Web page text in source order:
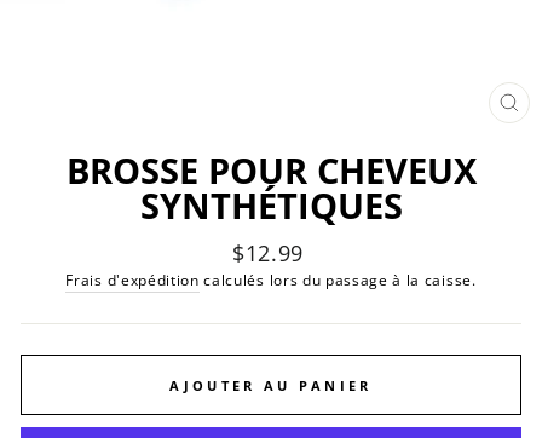
BROSSE POUR CHEVEUX
SYNTHÉTIQUES
Prix
régulier
$12.99
Frais d'expédition calculés lors du passage à la caisse.
AJOUTER AU PANIER